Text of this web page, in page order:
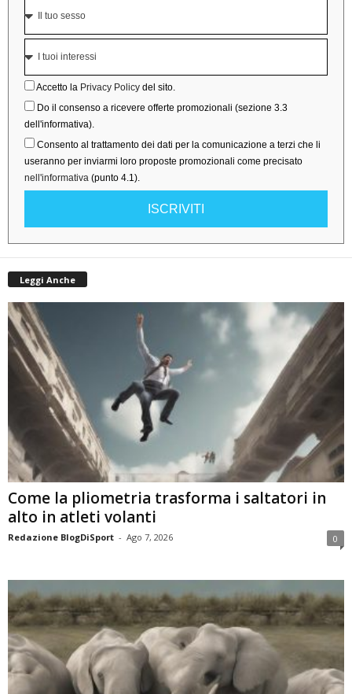
Accetto la Privacy Policy del sito.
Do il consenso a ricevere offerte promozionali (sezione 3.3
dell'informativa).
Consento al trattamento dei dati per la comunicazione a terzi che li
useranno per inviarmi loro proposte promozionali come precisato
nell'informativa (punto 4.1).
ISCRIVITI
Leggi Anche
Come la pliometria trasforma i saltatori in
alto in atleti volanti
Redazione BlogDiSport - Ago 7, 2026 0